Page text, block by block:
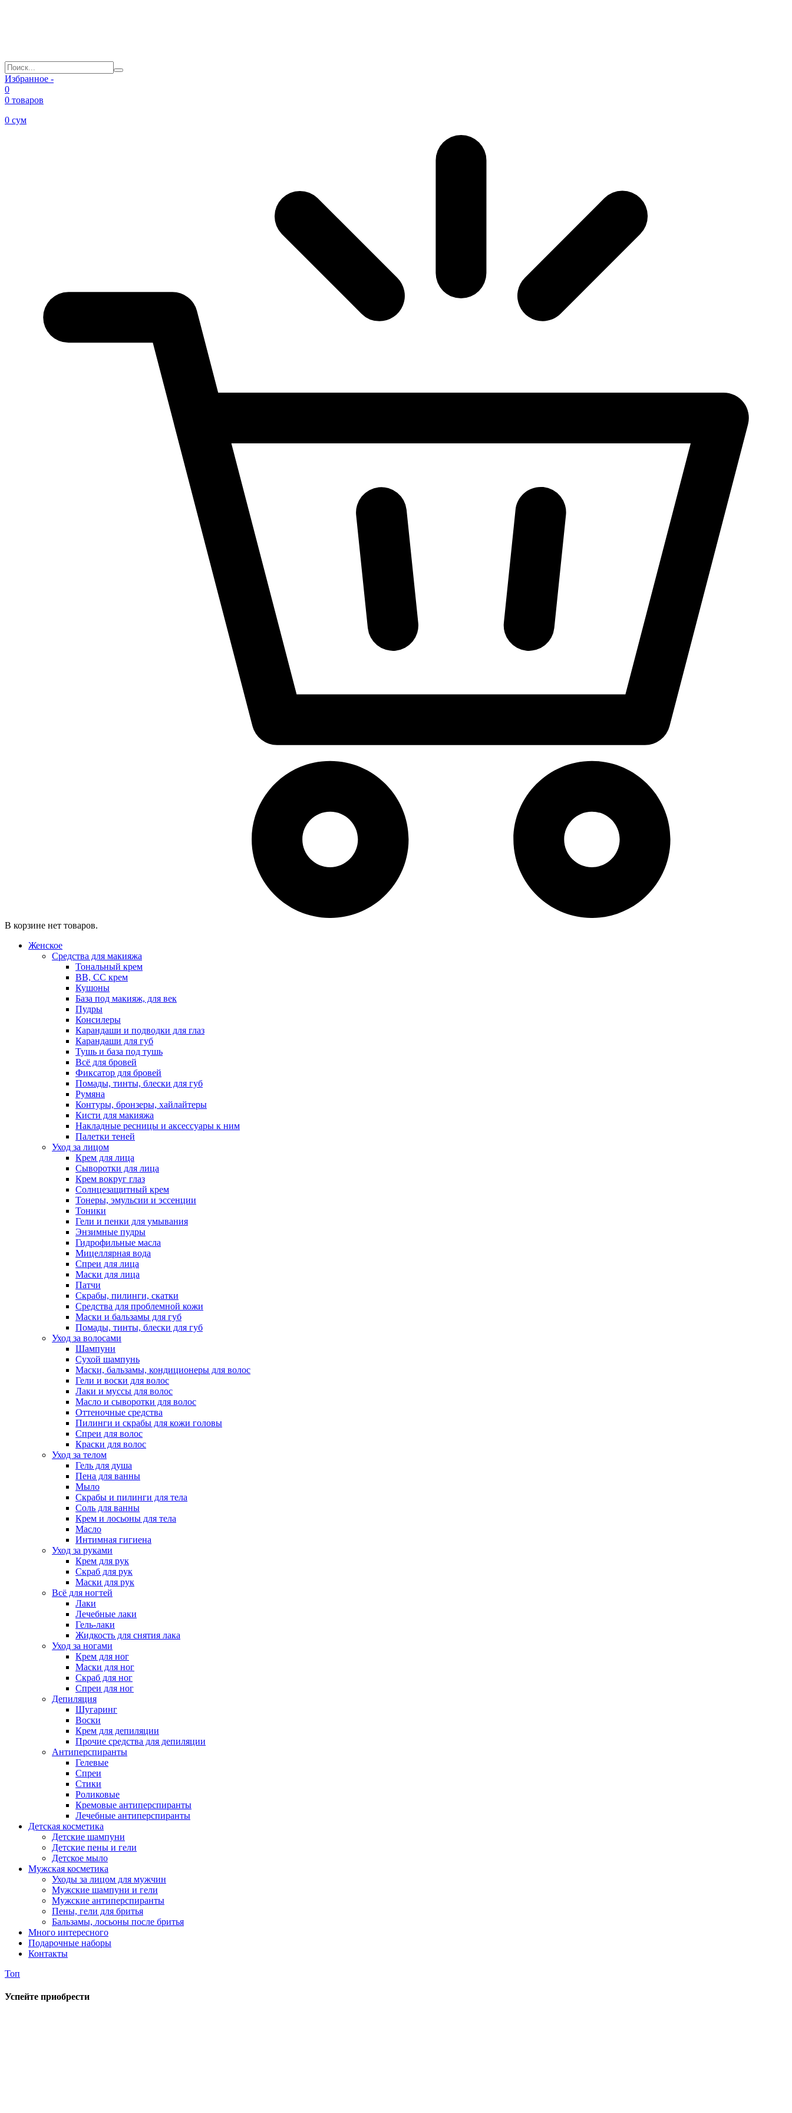
Избранное -
0
0 товаров
0 сум
В корзине нет товаров.
Женское
Средства для макияжа
Тональный крем
BB, CC крем
Кушоны
База под макияж, для век
Пудры
Консилеры
Карандаши и подводки для глаз
Карандаши для губ
Тушь и база под тушь
Всё для бровей
Фиксатор для бровей
Помады, тинты, блески для губ
Румяна
Контуры, бронзеры, хайлайтеры
Кисти для макияжа
Накладные ресницы и аксессуары к ним
Палетки теней
Уход за лицом
Крем для лица
Сыворотки для лица
Крем вокруг глаз
Солнцезащитный крем
Тонеры, эмульсии и эссенции
Тоники
Гели и пенки для умывания
Энзимные пудры
Гидрофильные масла
Мицеллярная вода
Спреи для лица
Маски для лица
Патчи
Скрабы, пилинги, скатки
Средства для проблемной кожи
Маски и бальзамы для губ
Помады, тинты, блески для губ
Уход за волосами
Шампуни
Сухой шампунь
Маски, бальзамы, кондиционеры для волос
Гели и воски для волос
Лаки и муссы для волос
Масло и сыворотки для волос
Оттеночные средства
Пилинги и скрабы для кожи головы
Спреи для волос
Краски для волос
Уход за телом
Гель для душа
Пена для ванны
Мыло
Скрабы и пилинги для тела
Соль для ванны
Крем и лосьоны для тела
Масло
Интимная гигиена
Уход за руками
Крем для рук
Скраб для рук
Маски для рук
Всё для ногтей
Лаки
Лечебные лаки
Гель-лаки
Жидкость для снятия лака
Уход за ногами
Крем для ног
Маски для ног
Скраб для ног
Спреи для ног
Депиляция
Шугаринг
Воски
Крем для депиляции
Прочие средства для депиляции
Антиперспиранты
Гелевые
Спреи
Стики
Роликовые
Кремовые антиперспиранты
Лечебные антиперспиранты
Детская косметика
Детские шампуни
Детские пены и гели
Детское мыло
Мужская косметика
Уходы за лицом для мужчин
Мужские шампуни и гели
Мужские антиперспиранты
Пены, гели для бритья
Бальзамы, лосьоны после бритья
Много интересного
Подарочные наборы
Контакты
Топ
Успейте приобрести